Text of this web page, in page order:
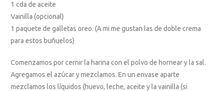
1 cda de aceite
Vainilla (opcional)
1 paquete de galletas oreo. (A mi me gustan las de doble crema
para estos buñuelos)
Comenzamos por cernir la harina con el polvo de hornear y la sal.
Agregamos el azúcar y mezclamos. En un envase aparte
mezclamos los líquidos (huevo, leche, aceite y la vainilla (si